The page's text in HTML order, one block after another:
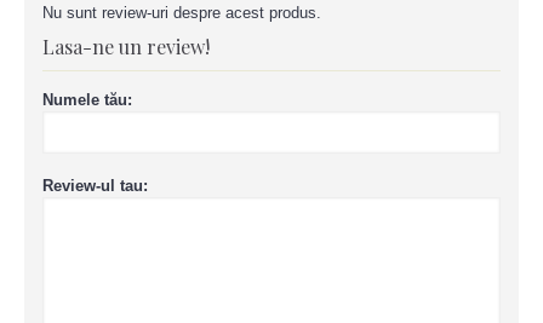
Nu sunt review-uri despre acest produs.
Lasa-ne un review!
Numele tău:
Review-ul tau: